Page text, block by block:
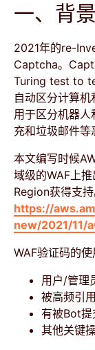
一、背景
2021年的re-
Captcha。
Turing test to
自动区分计算
用于区分机器
充和垃圾邮件等
本文编写时候
域级的WAF上
Region获得支
https://
new/2021/11/
WAF验证码的使
用户/管理
被高频引
有被Bot提
其他关键